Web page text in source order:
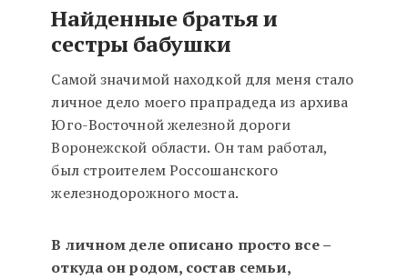
Найденные братья и
сестры бабушки
Самой значимой находкой для меня стало
личное дело моего прапрадеда из архива
Юго-Восточной железной дороги
Воронежской области. Он там работал,
был строителем Россошанского
железнодорожного моста.
В личном деле описано просто все –
откуда он родом, состав семьи,